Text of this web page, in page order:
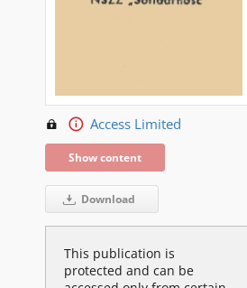
Access Limited
Show content
Download
This publication is
protected and can be